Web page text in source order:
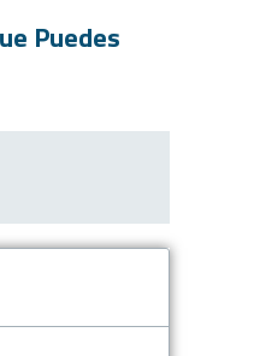
Puedes